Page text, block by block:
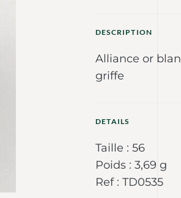
DESCRIPTION
Alliance or
griffe
DETAILS
Taille : 56
Poids : 3,69 g
Ref : TD0535